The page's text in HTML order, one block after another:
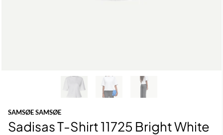
SAMSØE SAMSØE
Sadisas T-Shirt 11725 Bright White